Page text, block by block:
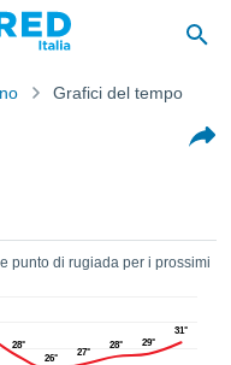
Grafici del tempo
punto di rugiada per i prossimi
28°
26°
27°
28° 29°
31°